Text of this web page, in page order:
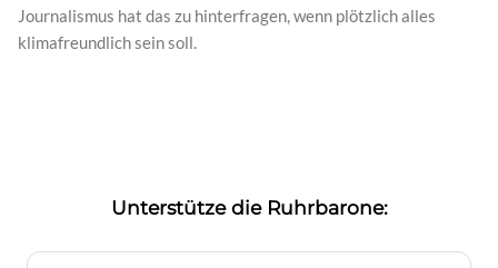
Journalismus hat das zu hinterfragen, wenn plötzlich alles
klimafreundlich sein soll.
Unterstütze die Ruhrbarone: